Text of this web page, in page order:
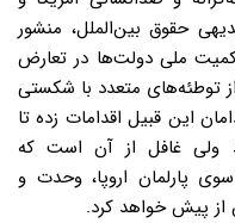
حقوق بین‌الملل، منشور
ملی دولت‌ها در تعارض
توطئه‌های متعدد با شکستی
این قبیل اقدامات زده تا
ولی غافل از آن است که
پارلمان اروپا، وحدت و
از پیش خواهد کرد.